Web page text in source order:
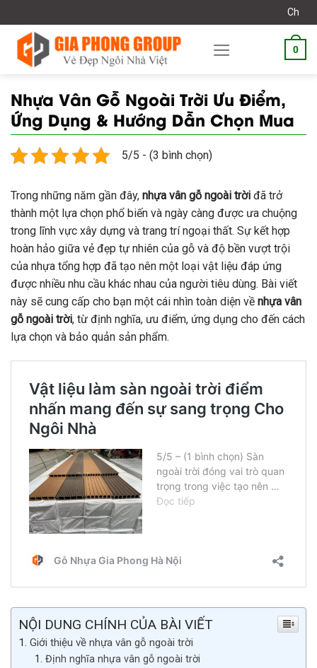
to
content
Chào mừng bạn
0
Nhựa Vân Gỗ Ngoài Trời Ưu Điểm,
Ứng Dụng & Hướng Dẫn Chọn Mua
5/5 - (3 bình chọn)
Trong những năm gần đây, nhựa vân gỗ ngoài trời đã trở
thành một lựa chọn phổ biến và ngày càng được ưa chuộng
trong lĩnh vực xây dựng và trang trí ngoại thất. Sự kết hợp
hoàn hảo giữa vẻ đẹp tự nhiên của gỗ và độ bền vượt trội
của nhựa tổng hợp đã tạo nên một loại vật liệu đáp ứng
được nhiều nhu cầu khác nhau của người tiêu dùng. Bài viết
này sẽ cung cấp cho bạn một cái nhìn toàn diện về nhựa vân
gỗ ngoài trời, từ định nghĩa, ưu điểm, ứng dụng cho đến cách
lựa chọn và bảo quản sản phẩm.
NỘI DUNG CHÍNH CỦA BÀI VIẾT
Giới thiệu về nhựa vân gỗ ngoài trời
Định nghĩa nhựa vân gỗ ngoài trời